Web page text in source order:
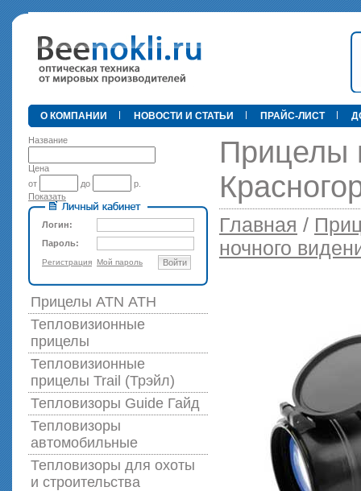
•
89 000
О КОМПАНИИ НОВОСТИ И СТАТЬИ ПРАЙС-ЛИСТ
Название
Цена
от
до
р.
Показать
Логин:
Пароль:
Регистрация Мой пароль Войти
Прицелы ATN АТН
Тепловизионные
прицелы
Тепловизионные
прицелы Trail (Трэйл)
Тепловизоры Guide Гайд
Тепловизоры
автомобильные
Тепловизоры для охоты
и строительства
Прицелы
Главная /
ночного